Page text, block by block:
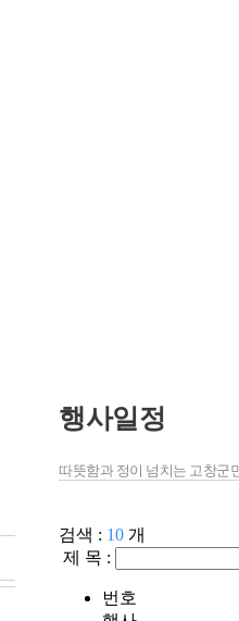
행사일정
따뜻함과 정이 넘치는 고창군
검색 : 10 개
제 목 :
번호